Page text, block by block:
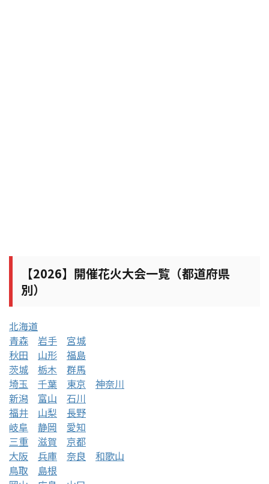
【2026】開催花火大会一覧（都道府県
別）
北海道
青森
岩手
宮城
秋田
山形
福島
茨城
栃木
群馬
埼玉
千葉 東京
神奈川
新潟
富山
石川
福井
山梨
長野
岐阜
静岡
愛知
三重
滋賀
京都
大阪
兵庫 奈良
和歌山
鳥取
島根